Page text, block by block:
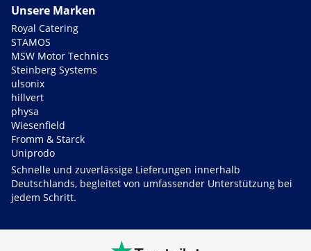
Unsere Marken
Royal Catering
STAMOS
MSW Motor Technics
Steinberg Systems
ulsonix
hillvert
physa
Wiesenfield
Fromm & Starck
Uniprodo
Schnelle und zuverlässige Lieferungen innerhalb
Deutschlands, begleitet von umfassender Unterstützung bei
jedem Schritt.